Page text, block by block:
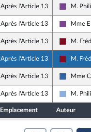
Après l'Article 13 M.
Après l'Article 13 Mme
Après l'Article 13
Gauche
M.
Après l'Article 13
Gauche
M.
Après l'Article 13
UDR
Mme
Après l'Article 13
Droite
M.
Emplacement Auteur